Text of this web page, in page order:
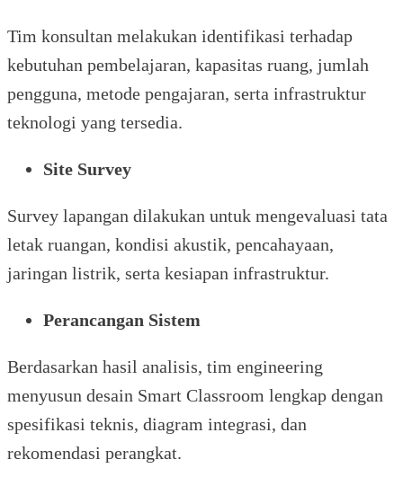
Tim konsultan melakukan identifikasi terhadap
kebutuhan pembelajaran, kapasitas ruang, jumlah
pengguna, metode pengajaran, serta infrastruktur
teknologi yang tersedia.
Site Survey
Survey lapangan dilakukan untuk mengevaluasi tata
letak ruangan, kondisi akustik, pencahayaan,
jaringan listrik, serta kesiapan infrastruktur.
Perancangan Sistem
Berdasarkan hasil analisis, tim engineering
menyusun desain Smart Classroom lengkap dengan
spesifikasi teknis, diagram integrasi, dan
rekomendasi perangkat.